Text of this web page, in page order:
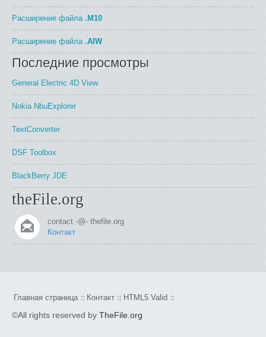
Расширение файла .M10
Расширение файла .AIW
Последние просмотры
General Electric 4D View
Nokia NbuExplorer
TextConverter
DSF Toolbox
BlackBerry JDE
theFile.org
contact -@- thefile.org
Контакт
Главная страница Контакт HTML5 Valid
©All rights reserved by TheFile.org